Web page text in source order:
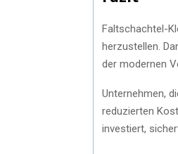
Faltschachtel-
herzustellen.
der modernen
Unternehmen,
reduzierten
investiert,